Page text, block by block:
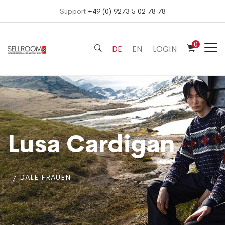
Support +49 (0) 9273 5 02 78 78
DE EN LOGIN 0
Lusa Cardigan
DALE FRAUEN